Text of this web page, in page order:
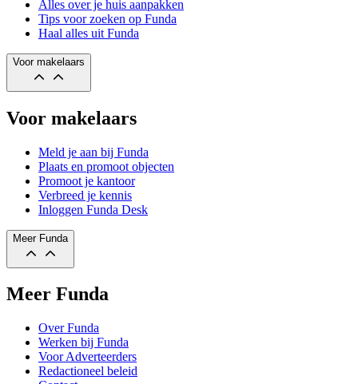
Alles over je huis aanpakken
Tips voor zoeken op Funda
Haal alles uit Funda
Voor makelaars
Voor makelaars
Meld je aan bij Funda
Plaats en promoot objecten
Promoot je kantoor
Verbreed je kennis
Inloggen Funda Desk
Meer Funda
Meer Funda
Over Funda
Werken bij Funda
Voor Adverteerders
Redactioneel beleid